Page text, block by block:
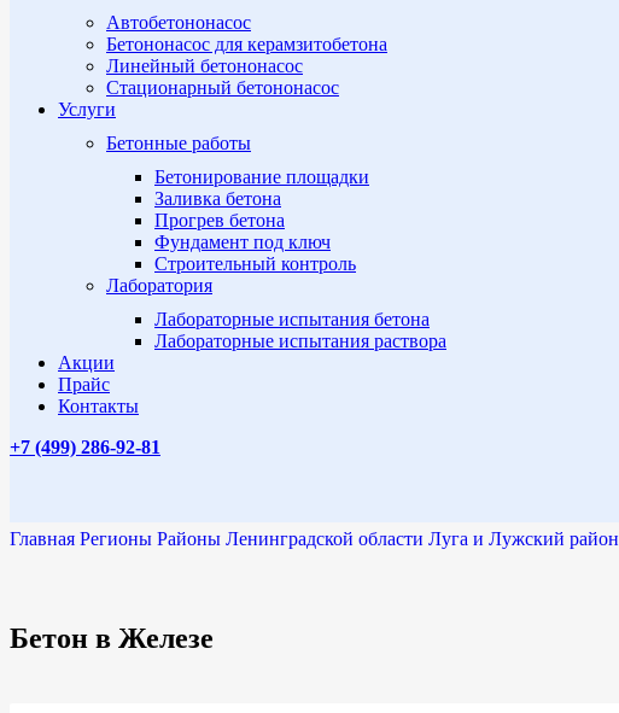
Автобетононасос
Бетононасос для керамзитобетона
Линейный бетононасос
Стационарный бетононасос
Услуги
Бетонные работы
Бетонирование площадки
Заливка бетона
Прогрев бетона
Фундамент под ключ
Строительный контроль
Лаборатория
Лабораторные испытания бетона
Лабораторные испытания раствора
Акции
Прайс
Контакты
+7 (499) 286-92-81
Главная Регионы Районы Ленинградской области Луга и Лужский район
Бетон в Железе